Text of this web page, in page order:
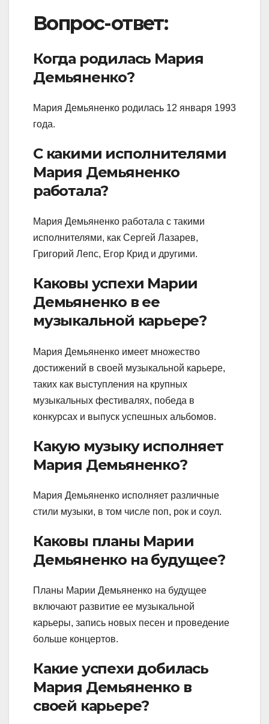
Вопрос-ответ:
Когда родилась Мария
Демьяненко?
Мария Демьяненко родилась 12 января 1993
года.
С какими исполнителями
Мария Демьяненко
работала?
Мария Демьяненко работала с такими
исполнителями, как Сергей Лазарев,
Григорий Лепс, Егор Крид и другими.
Каковы успехи Марии
Демьяненко в ее
музыкальной карьере?
Мария Демьяненко имеет множество
достижений в своей музыкальной карьере,
таких как выступления на крупных
музыкальных фестивалях, победа в
конкурсах и выпуск успешных альбомов.
Какую музыку исполняет
Мария Демьяненко?
Мария Демьяненко исполняет различные
стили музыки, в том числе поп, рок и соул.
Каковы планы Марии
Демьяненко на будущее?
Планы Марии Демьяненко на будущее
включают развитие ее музыкальной
карьеры, запись новых песен и проведение
больше концертов.
Какие успехи добилась
Мария Демьяненко в
своей карьере?